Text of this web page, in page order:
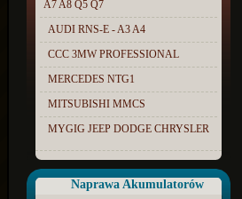
A7 A8 Q5 Q7
AUDI RNS-E - A3 A4
CCC 3MW PROFESSIONAL
MERCEDES NTG1
MITSUBISHI MMCS
MYGIG JEEP DODGE CHRYSLER
Naprawa Akumulatorów